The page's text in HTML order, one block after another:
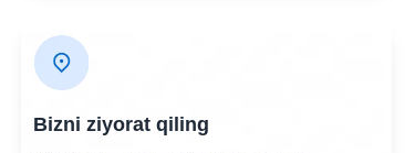
Bizni ziyorat qiling